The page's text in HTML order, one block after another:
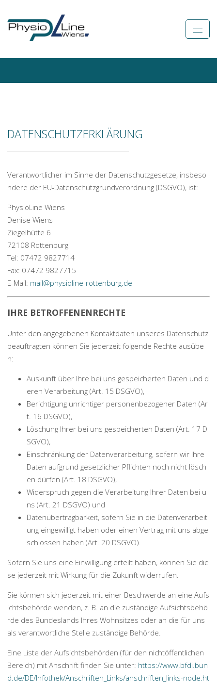
DATENSCHUTZERKLÄRUNG
Verantwortlicher im Sinne der Datenschutzgesetze, insbeso
ndere der EU-Datenschutzgrundverordnung (DSGVO), ist:
PhysioLine Wiens
Denise Wiens
Ziegelhütte 6
72108 Rottenburg
Tel: 07472 9827714
Fax: 07472 9827715
E-Mail: mail@physioline-rottenburg.de
IHRE BETROFFENENRECHTE
Unter den angegebenen Kontaktdaten unseres Datenschutz
beauftragten können Sie jederzeit folgende Rechte ausübe
n:
Auskunft über Ihre bei uns gespeicherten Daten und d
eren Verarbeitung (Art. 15 DSGVO),
Berichtigung unrichtiger personenbezogener Daten (Ar
t. 16 DSGVO),
Löschung Ihrer bei uns gespeicherten Daten (Art. 17 D
SGVO),
Einschränkung der Datenverarbeitung, sofern wir Ihre
Daten aufgrund gesetzlicher Pflichten noch nicht lösch
en dürfen (Art. 18 DSGVO),
Widerspruch gegen die Verarbeitung Ihrer Daten bei u
ns (Art. 21 DSGVO) und
Datenübertragbarkeit, sofern Sie in die Datenverarbeit
ung eingewilligt haben oder einen Vertrag mit uns abge
schlossen haben (Art. 20 DSGVO).
Sofern Sie uns eine Einwilligung erteilt haben, können Sie die
se jederzeit mit Wirkung für die Zukunft widerrufen.
Sie können sich jederzeit mit einer Beschwerde an eine Aufs
ichtsbehörde wenden, z. B. an die zuständige Aufsichtsbehö
rde des Bundeslands Ihres Wohnsitzes oder an die für uns
als verantwortliche Stelle zuständige Behörde.
Eine Liste der Aufsichtsbehörden (für den nichtöffentlichen
Bereich) mit Anschrift finden Sie unter: https://www.bfdi.bun
d.de/DE/Infothek/Anschriften_Links/anschriften_links-node.ht